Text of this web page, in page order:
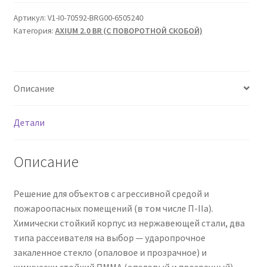
Артикул: V1-I0-70592-BRG00-6505240
Категория: AXIUM 2.0 BR (С ПОВОРОТНОЙ СКОБОЙ)
Описание
Детали
Описание
Решение для объектов с агрессивной средой и
пожароопасных помещений (в том числе П-IIа).
Химически стойкий корпус из нержавеющей стали, два
типа рассеивателя на выбор — ударопрочное
закаленное стекло (опаловое и прозрачное) и